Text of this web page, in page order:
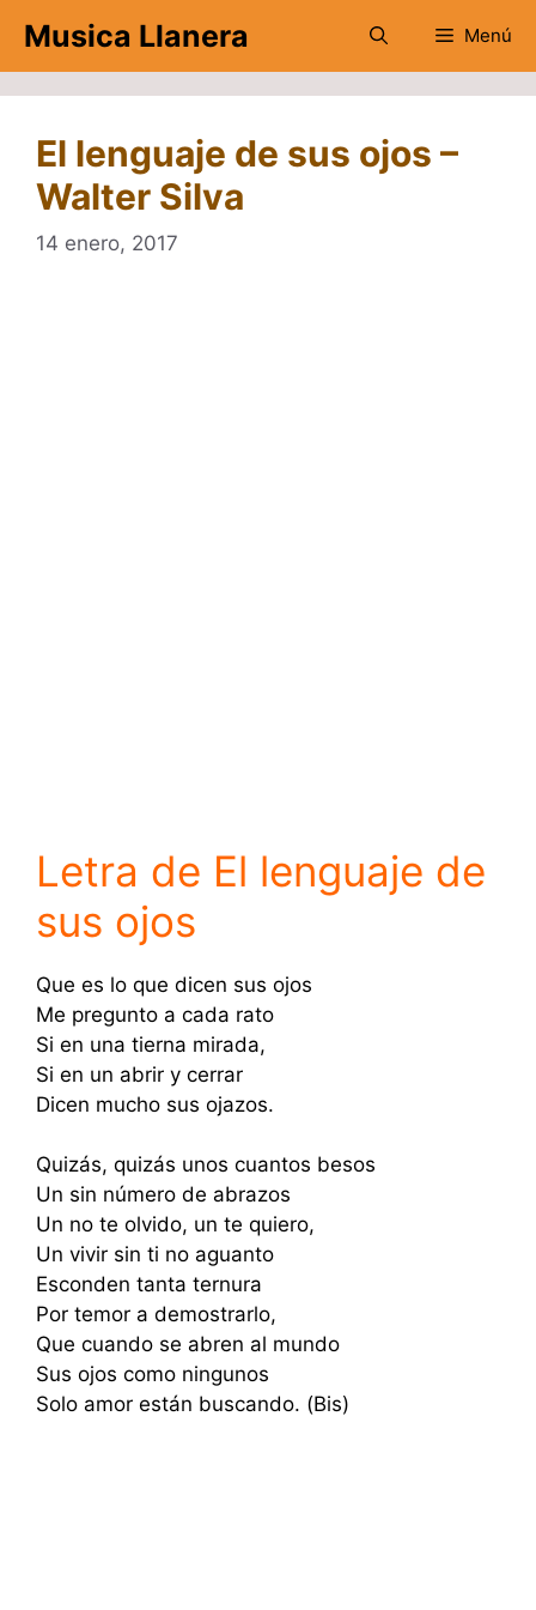
contenido
Musica Llanera Menú
El lenguaje de sus ojos –
Walter Silva
14 enero, 2017
Letra de El lenguaje de
sus ojos
Que es lo que dicen sus ojos
Me pregunto a cada rato
Si en una tierna mirada,
Si en un abrir y cerrar
Dicen mucho sus ojazos.
Quizás, quizás unos cuantos besos
Un sin número de abrazos
Un no te olvido, un te quiero,
Un vivir sin ti no aguanto
Esconden tanta ternura
Por temor a demostrarlo,
Que cuando se abren al mundo
Sus ojos como ningunos
Solo amor están buscando. (Bis)